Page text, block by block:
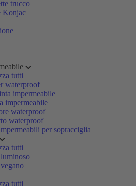
trucco
Konjac
tutti
waterproof
impermeabile
impermeabile
waterproof
waterproof
per sopracciglia
tutti
tutti